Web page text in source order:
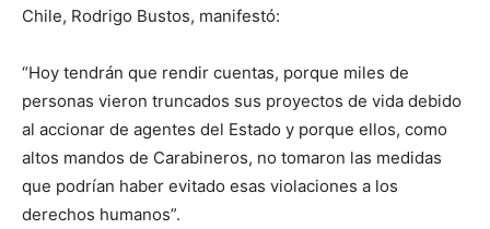
Chile, Rodrigo Bustos, manifestó:
“Hoy tendrán que rendir cuentas, porque miles de
personas vieron truncados sus proyectos de vida debido
al accionar de agentes del Estado y porque ellos, como
altos mandos de Carabineros, no tomaron las medidas
que podrían haber evitado esas violaciones a los
derechos humanos”.